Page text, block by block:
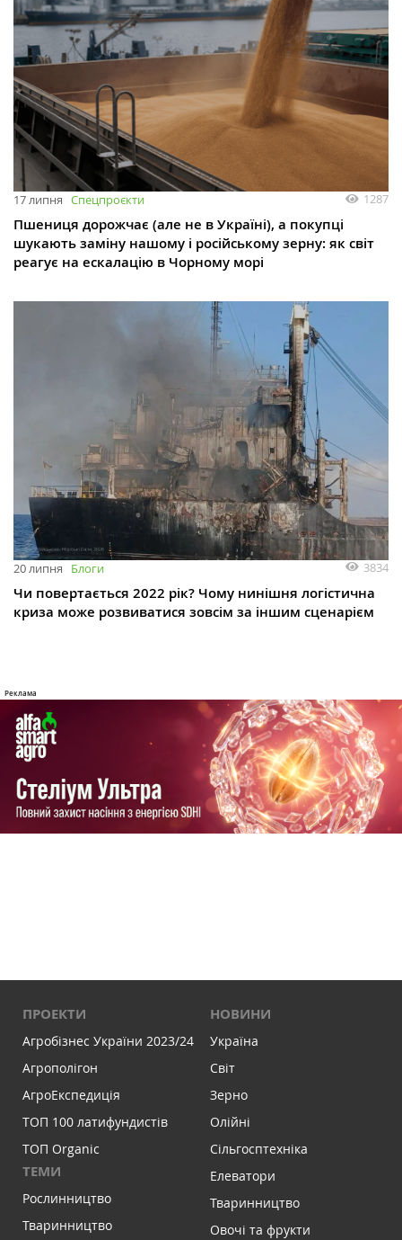
17 липня Спецпроєкти 1287
Пшениця дорожчає (але не в Україні), а покупці
шукають заміну нашому і російському зерну: як світ
реагує на ескалацію в Чорному морі
20 липня Блоги 3834
Чи повертається 2022 рік? Чому нинішня логістична
криза може розвиватися зовсім за іншим сценарієм
ПРОЕКТИ
Агробізнес України 2023/24
Агрополігон
АгроЕкспедиція
ТОП 100 латифундистів
ТОП Organic
ТЕМИ
Рослинництво
Тваринництво
НОВИНИ
Україна
Світ
Зерно
Олійні
Сільгосптехніка
Елеватори
Тваринництво
Овочі та фрукти